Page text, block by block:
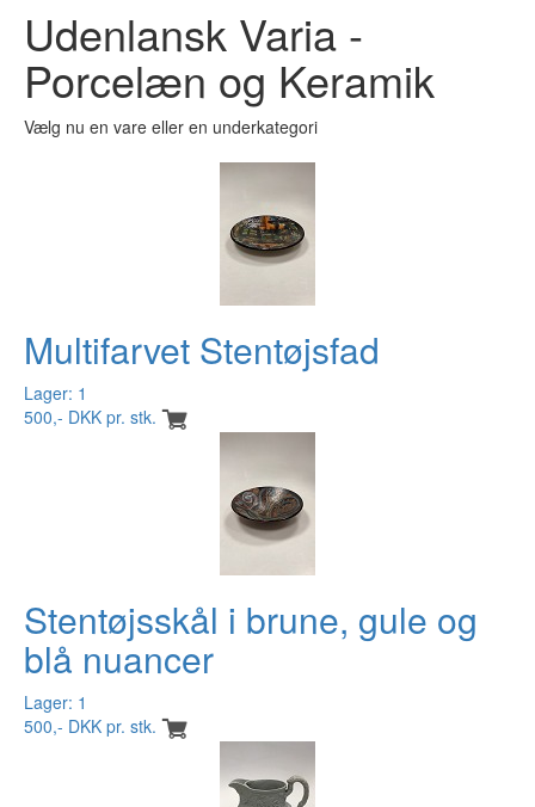
Udenlansk Varia -
Porcelæn og Keramik
Vælg nu en vare eller en underkategori
Multifarvet Stentøjsfad
Lager: 1
500,- DKK pr. stk.
Stentøjsskål i brune, gule og
blå nuancer
Lager: 1
500,- DKK pr. stk.